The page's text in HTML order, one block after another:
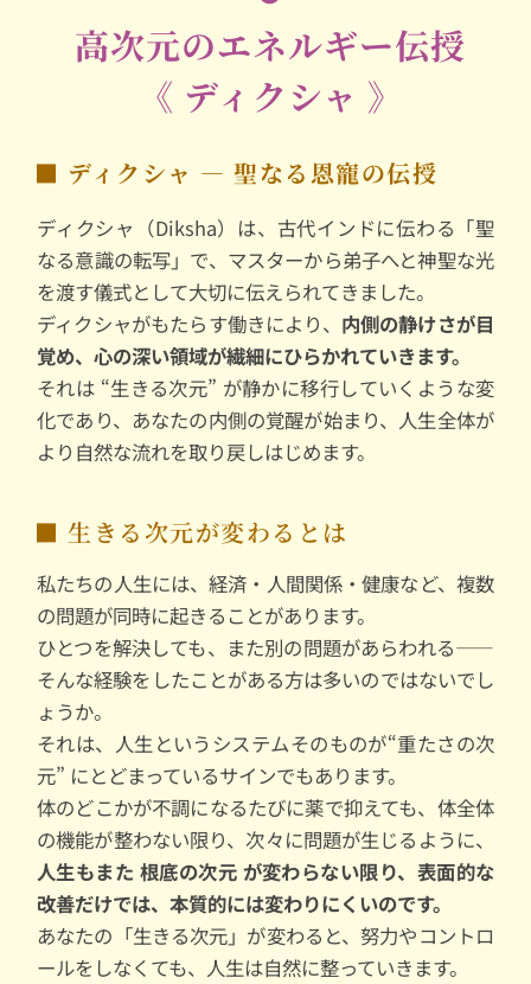
高次元のエネルギー伝授
《 ディクシャ 》
■ ディクシャ ― 聖なる恩寵の伝授
ディクシャ（Diksha）は、古代インドに伝わる「聖
なる意識の転写」で、マスターから弟子へと神聖な光
を渡す儀式として大切に伝えられてきました。
ディクシャがもたらす働きにより、 内側の静けさが目
覚め、心の深い領域が繊細にひらかれていきます。
それは “生きる次元” が静かに移行していくような変
化であり、あなたの内側の覚醒が始まり、人生全体が
より自然な流れを取り戻しはじめます。
■ 生きる次元が変わるとは
私たちの人生には、経済・人間関係・健康など、複数
の問題が同時に起きることがあります。
ひとつを解決しても、また別の問題があらわれる——
そんな経験をしたことがある方は多いのではないでし
ょうか。
それは、人生というシステムそのものが“重たさの次
元” にとどまっているサインでもあります。
体のどこかが不調になるたびに薬で抑えても、体全体
の機能が整わない限り、次々に問題が生じるように、
人生もまた 根底の次元 が変わらない限り、表面的な
改善だけでは、本質的には変わりにくいのです。
あなたの「生きる次元」が変わると、努力やコントロ
ールをしなくても、人生は自然に整っていきます。